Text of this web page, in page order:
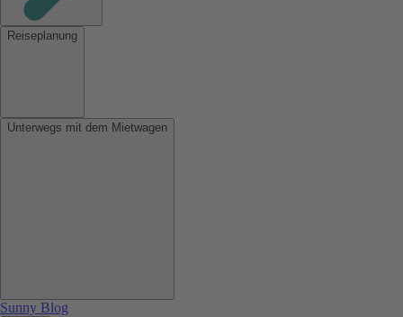
Reiseplanung
Unterwegs mit dem Mietwagen
Sunny Blog